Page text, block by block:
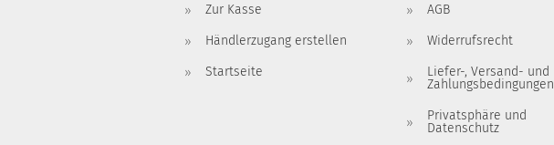
Zur Kasse
Händlerzugang erstellen
Startseite
AGB
Widerrufsrecht
Liefer-, Versand- und
Zahlungsbedingungen
Privatsphäre und
Datenschutz